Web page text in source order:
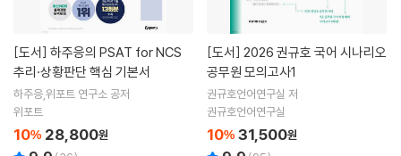
[도서]
추리·상황판단 핵심 기본서
하주응,위포트 연구소 공저
위포트
10% 28,800원
[도서]
공무원 모의고사1
권규호언어연구실 저
권규호언어연구실
10% 31,500원